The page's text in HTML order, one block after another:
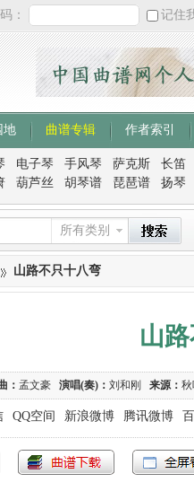
： 记住
地 曲谱专辑 作者索引
电子琴 手风琴 萨克斯 长笛
葫芦丝 胡琴谱 琵琶谱 扬琴
所有类别
山路不只十八弯
山
： 孟文豪 演唱(奏)： 刘和刚 来源：
QQ空间 新浪微博 腾讯微博